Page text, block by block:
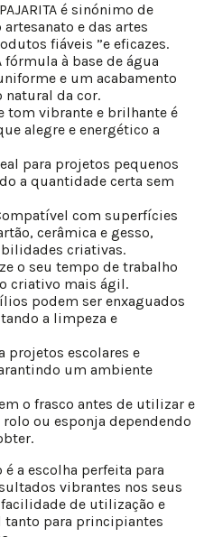
é sinónimo de
e das artes
fiáveis ”e eficazes.
fórmula à base de água
e um acabamento
natural da cor.
tom vibrante e brilhante é
alegre e energético a
para projetos pequenos
a quantidade certa sem
com superfícies
cerâmica e gesso,
criativas.
o seu tempo de trabalho
criativo mais ágil.
podem ser enxaguados
a limpeza e
projetos escolares e
um ambiente
o frasco antes de utilizar e
ou esponja dependendo
a escolha perfeita para
vibrantes nos seus
de utilização e
tanto para principiantes